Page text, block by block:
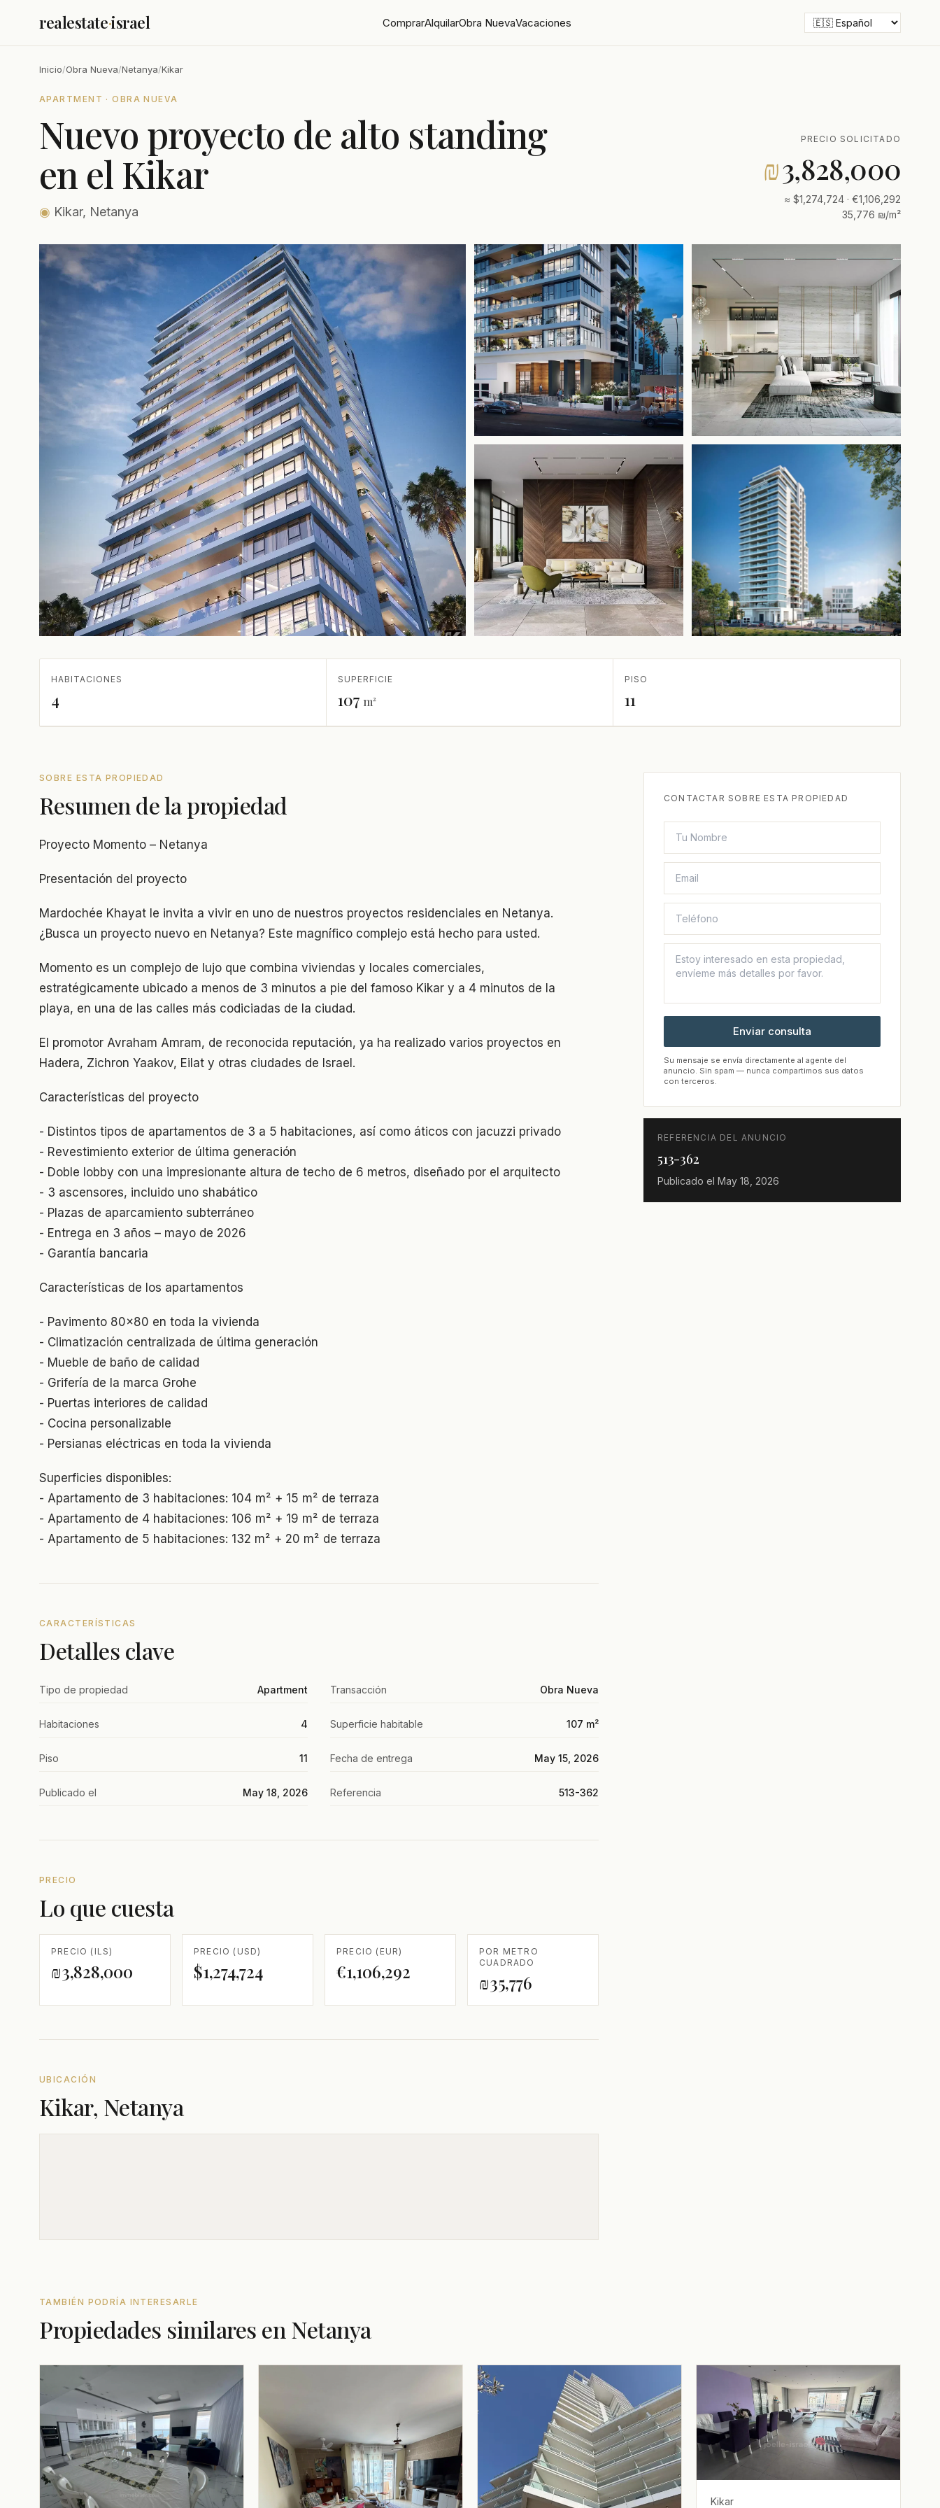
realestate·israel ComprarAlquilarObra NuevaVacaciones
Inicio/Obra Nueva/Netanya/Kikar
APARTMENT · OBRA NUEVA
Nuevo proyecto de alto standing
en el Kikar
◉ Kikar, Netanya
PRECIO SOLICITADO
₪3,828,000
≈ $1,274,724 · €1,106,292
35,776 ₪/m²
HABITACIONES
4
SUPERFICIE
107 m²
PISO
11
SOBRE ESTA PROPIEDAD
Resumen de la propiedad
Proyecto Momento – Netanya
Presentación del proyecto
Mardochée Khayat le invita a vivir en uno de nuestros proyectos residenciales en Netanya.
¿Busca un proyecto nuevo en Netanya? Este magnífico complejo está hecho para usted.
Momento es un complejo de lujo que combina viviendas y locales comerciales,
estratégicamente ubicado a menos de 3 minutos a pie del famoso Kikar y a 4 minutos de la
playa, en una de las calles más codiciadas de la ciudad.
El promotor Avraham Amram, de reconocida reputación, ya ha realizado varios proyectos en
Hadera, Zichron Yaakov, Eilat y otras ciudades de Israel.
Características del proyecto
- Distintos tipos de apartamentos de 3 a 5 habitaciones, así como áticos con jacuzzi privado
- Revestimiento exterior de última generación
- Doble lobby con una impresionante altura de techo de 6 metros, diseñado por el arquitecto
- 3 ascensores, incluido uno shabático
- Plazas de aparcamiento subterráneo
- Entrega en 3 años – mayo de 2026
- Garantía bancaria
Características de los apartamentos
- Pavimento 80x80 en toda la vivienda
- Climatización centralizada de última generación
- Mueble de baño de calidad
- Grifería de la marca Grohe
- Puertas interiores de calidad
- Cocina personalizable
- Persianas eléctricas en toda la vivienda
Superficies disponibles:
- Apartamento de 3 habitaciones: 104 m² + 15 m² de terraza
- Apartamento de 4 habitaciones: 106 m² + 19 m² de terraza
- Apartamento de 5 habitaciones: 132 m² + 20 m² de terraza
CARACTERÍSTICAS
Detalles clave
Tipo de propiedad Apartment Transacción Obra Nueva
Habitaciones 4 Superficie habitable 107 m²
Piso 11 Fecha de entrega May 15, 2026
Publicado el May 18, 2026 Referencia 513-362
PRECIO
Lo que cuesta
PRECIO (ILS)
₪3,828,000
PRECIO (USD)
$1,274,724
PRECIO (EUR)
€1,106,292
POR METRO
CUADRADO
₪35,776
UBICACIÓN
Kikar, Netanya
CONTACTAR SOBRE ESTA PROPIEDAD
Enviar consulta
Su mensaje se envía directamente al agente del
anuncio. Sin spam — nunca compartimos sus datos
con terceros.
REFERENCIA DEL ANUNCIO
513-362
Publicado el May 18, 2026
TAMBIÉN PODRÍA INTERESARLE
Propiedades similares en Netanya
Kikar